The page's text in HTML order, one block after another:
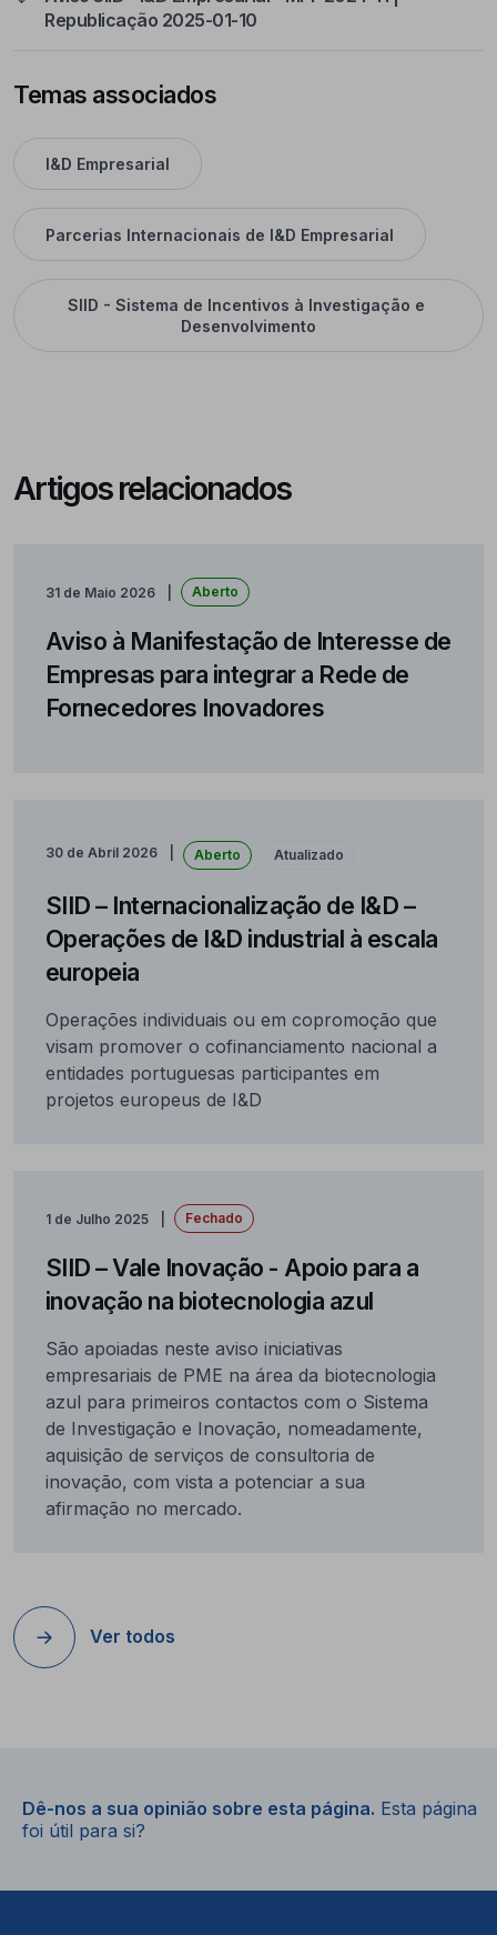
Republicação 2025-01-10
Temas associados
I&D Empresarial
Parcerias Internacionais de I&D Empresarial
SIID - Sistema de Incentivos à Investigação e
Desenvolvimento
Artigos relacionados
31 de Maio 2026 Aberto
Aviso à Manifestação de Interesse de
Empresas para integrar a Rede de
Fornecedores Inovadores
30 de Abril 2026 Aberto Atualizado
SIID – Internacionalização de I&D –
Operações de I&D industrial à escala
europeia
Operações individuais ou em copromoção que
visam promover o cofinanciamento nacional a
entidades portuguesas participantes em
projetos europeus de I&D
1 de Julho 2025 Fechado
SIID – Vale Inovação - Apoio para a
inovação na biotecnologia azul
São apoiadas neste aviso iniciativas
empresariais de PME na área da biotecnologia
azul para primeiros contactos com o Sistema
de Investigação e Inovação, nomeadamente,
aquisição de serviços de consultoria de
inovação, com vista a potenciar a sua
afirmação no mercado.
Ver todos
Dê-nos a sua opinião sobre esta página. Esta página
foi útil para si?